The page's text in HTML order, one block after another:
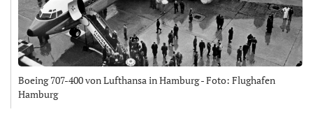
Boeing 707-400 von Lufthansa in Hamburg - Foto: Flughafen
Hamburg